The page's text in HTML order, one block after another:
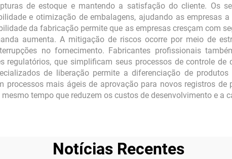
de estoque e mantendo a satisfação do cliente. Os
e otimização de embalagens, ajudando as empresas
da fabricação permite que as empresas cresçam com
aumenta. A mitigação de riscos ocorre por meio de
no fornecimento. Fabricantes profissionais
regulatórios, que simplificam seus processos de controle
de liberação permite a diferenciação de
mais ágeis de aprovação para novos registros de
tempo que reduzem os custos de desenvolvimento e a
Notícias Recentes